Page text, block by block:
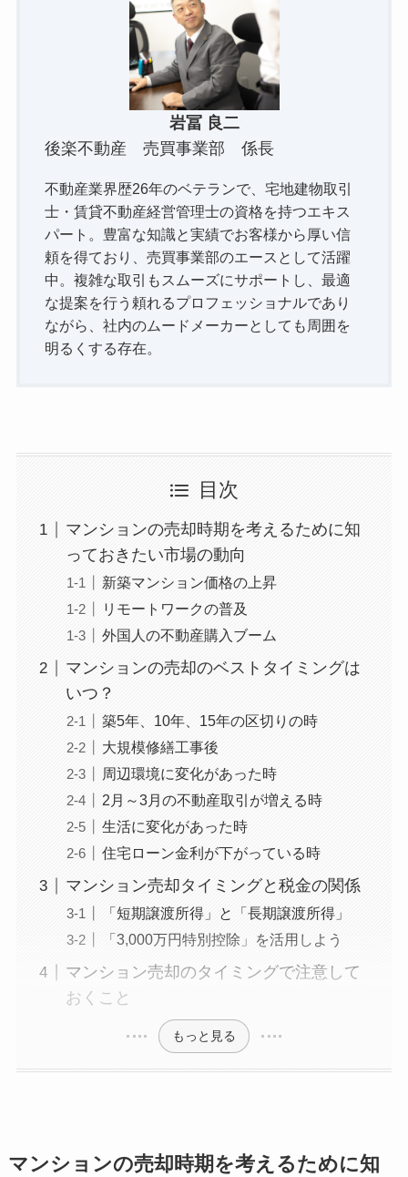
岩冨 良二
後楽不動産 売買事業部 係長
不動産業界歴26年のベテランで、宅地建物取引
士・賃貸不動産経営管理士の資格を持つエキス
パート。豊富な知識と実績でお客様から厚い信
頼を得ており、売買事業部のエースとして活躍
中。複雑な取引もスムーズにサポートし、最適
な提案を行う頼れるプロフェッショナルであり
ながら、社内のムードメーカーとしても周囲を
明るくする存在。
目次
マンションの売却時期を考えるために知
っておきたい市場の動向
新築マンション価格の上昇
リモートワークの普及
外国人の不動産購入ブーム
マンションの売却のベストタイミングは
いつ？
築5年、10年、15年の区切りの時
大規模修繕工事後
周辺環境に変化があった時
2月～3月の不動産取引が増える時
生活に変化があった時
住宅ローン金利が下がっている時
マンション売却タイミングと税金の関係
「短期譲渡所得」と「長期譲渡所得」
「3,000万円特別控除」を活用しよう
マンション売却のタイミングで注意して
おくこと
もっと見る
マンションの売却時期を考えるために知